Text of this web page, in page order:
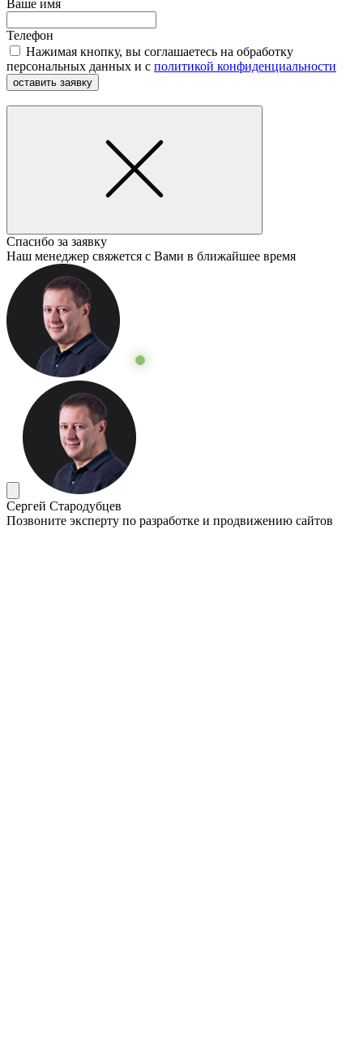
Ваше имя
Телефон
Нажимая кнопку, вы соглашаетесь на обработку
персональных данных и с политикой конфиденциальности
оставить заявку
Спасибо за заявку
Наш менеджер свяжется с Вами в ближайшее время
Сергей Стародубцев
Позвоните эксперту по разработке и продвижению сайтов